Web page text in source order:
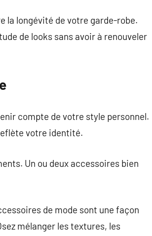
la longévité de votre garde-robe.
de looks sans avoir à renouveler
compte de votre style personnel.
votre identité.
Un ou deux accessoires bien
de mode sont une façon
mélanger les textures, les